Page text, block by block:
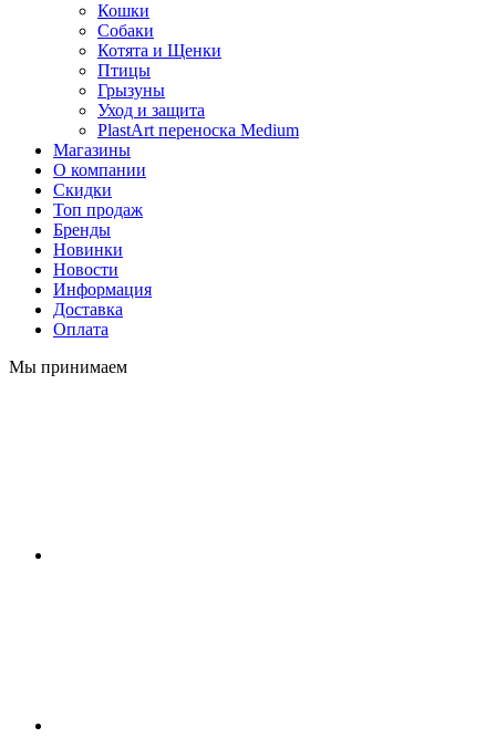
Кошки
Собаки
Котята и Щенки
Птицы
Грызуны
Уход и защита
PlastArt переноска Medium
Магазины
О компании
Скидки
Топ продаж
Бренды
Новинки
Новости
Информация
Доставка
Оплата
Мы принимаем